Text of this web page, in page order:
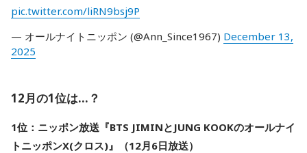
pic.twitter.com/liRN9bsj9P
— オールナイトニッポン (@Ann_Since1967) December 13,
2025
12月の1位は…？
1位：ニッポン放送『BTS JIMINとJUNG KOOKのオールナイ
トニッポンX(クロス)』（12月6日放送）